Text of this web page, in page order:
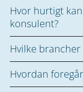
Hvor hurtigt
konsulent?
Hvilke
Hvordan